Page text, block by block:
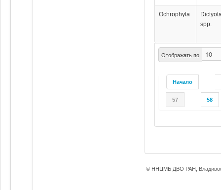
Отображать по
Начало
57 58
Ochrophyta
spp.
© ННЦМБ ДВО РАН,